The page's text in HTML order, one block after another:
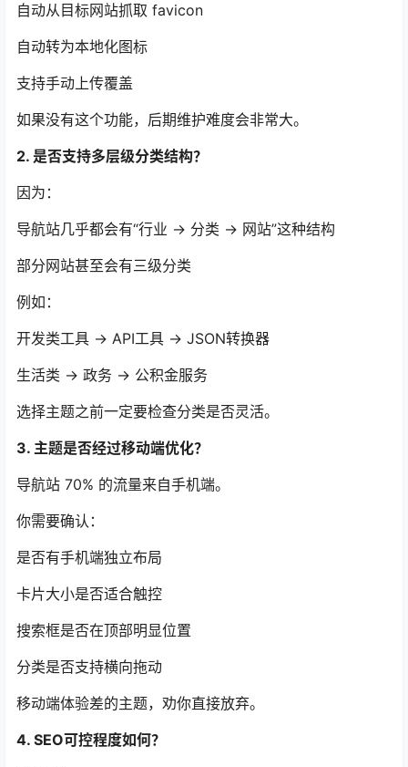
自动从目标网站抓取 favicon
自动转为本地化图标
支持手动上传覆盖
如果没有这个功能，后期维护难度会非常大。
2. 是否支持多层级分类结构？
因为：
导航站几乎都会有“行业 → 分类 → 网站”这种结构
部分网站甚至会有三级分类
例如：
开发类工具 → API工具 → JSON转换器
生活类 → 政务 → 公积金服务
选择主题之前一定要检查分类是否灵活。
3. 主题是否经过移动端优化？
导航站 70% 的流量来自手机端。
你需要确认：
是否有手机端独立布局
卡片大小是否适合触控
搜索框是否在顶部明显位置
分类是否支持横向拖动
移动端体验差的主题，劝你直接放弃。
4. SEO可控程度如何？